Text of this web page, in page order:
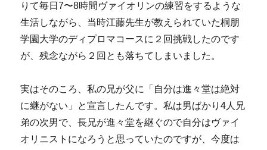
りて毎日7〜8時間ヴァイオリンの練習をするような
生活しながら、当時江藤先生が教えられていた桐朋
学園大学のディプロマコースに２回挑戦したのです
が、残念ながら２回とも落ちてしまいました。
実はそのころ、私の兄が父に「自分は進々堂は絶対
に継がない」と宣言したんです。私は男ばかり4人兄
弟の次男で、長兄が進々堂を継ぐので自分はヴァイ
オリニストになろうと思っていたのですが、今度は